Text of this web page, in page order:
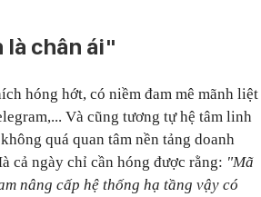
là chân ái"
hóng hớt, có niềm đam mê mãnh liệt
Và cũng tương tự hệ tâm linh
quá quan tâm nền tảng doanh
cả ngày chỉ cần hóng được rằng: "Mã
nâng cấp hệ thống hạ tầng vậy có